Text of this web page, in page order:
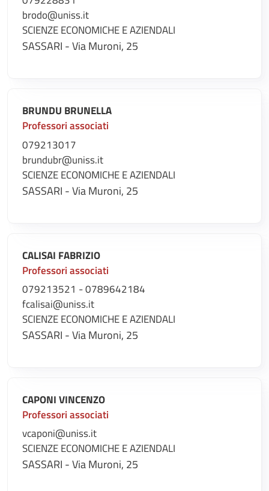
brodo@uniss.it
SCIENZE ECONOMICHE E AZIENDALI
SASSARI - Via Muroni, 25
BRUNDU BRUNELLA
Professori associati
079213017
brundubr@uniss.it
SCIENZE ECONOMICHE E AZIENDALI
SASSARI - Via Muroni, 25
CALISAI FABRIZIO
Professori associati
079213521 - 0789642184
fcalisai@uniss.it
SCIENZE ECONOMICHE E AZIENDALI
SASSARI - Via Muroni, 25
CAPONI VINCENZO
Professori associati
vcaponi@uniss.it
SCIENZE ECONOMICHE E AZIENDALI
SASSARI - Via Muroni, 25